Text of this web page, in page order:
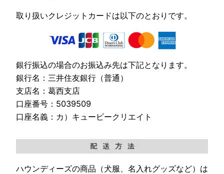
取り扱いクレジットカードは以下のとおりです。
銀行振込の場合のお振込み先は下記となります。
銀行名：三井住友銀行（普通）
支店名：葛西支店
口座番号：5039509
口座名義：カ）キュービークリエイト
ハウンディーズの商品（犬服、名入れグッズなど）は